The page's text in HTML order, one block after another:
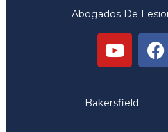
Abogados De
Bakersfield